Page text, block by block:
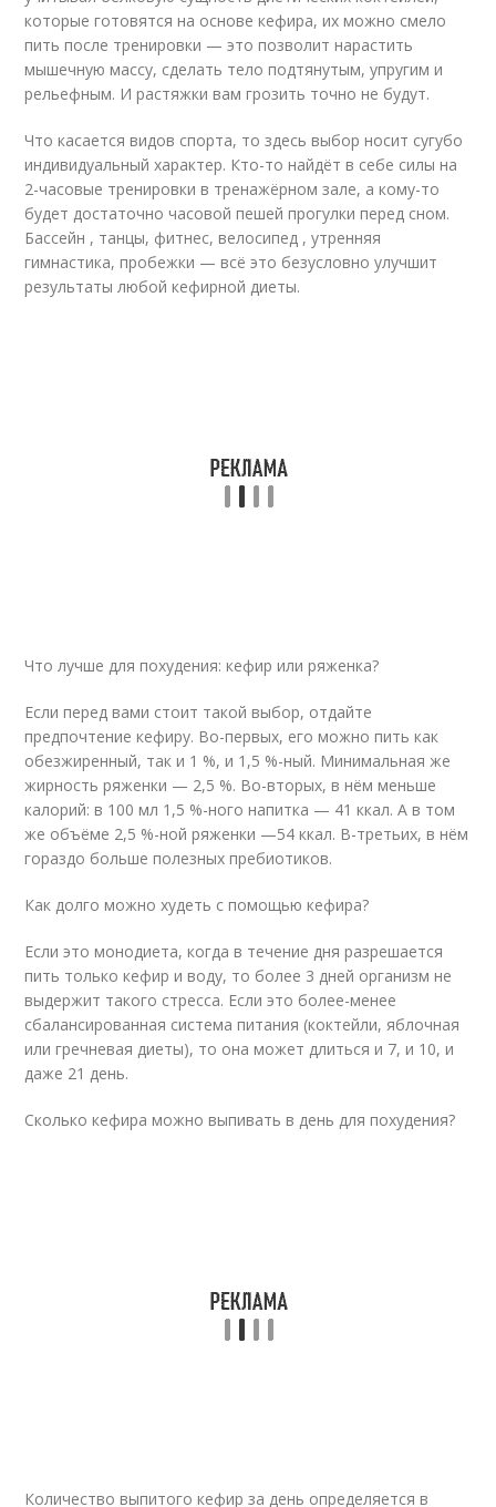
которые готовятся на основе кефира, их можно смело
пить после тренировки — это позволит нарастить
мышечную массу, сделать тело подтянутым, упругим и
рельефным. И растяжки вам грозить точно не будут.
Что касается видов спорта, то здесь выбор носит сугубо
индивидуальный характер. Кто-то найдёт в себе силы на
2-часовые тренировки в тренажёрном зале, а кому-то
будет достаточно часовой пешей прогулки перед сном.
Бассейн , танцы, фитнес, велосипед , утренняя
гимнастика, пробежки — всё это безусловно улучшит
результаты любой кефирной диеты.
Что лучше для похудения: кефир или ряженка?
Если перед вами стоит такой выбор, отдайте
предпочтение кефиру. Во-первых, его можно пить как
обезжиренный, так и 1 %, и 1,5 %-ный. Минимальная же
жирность ряженки — 2,5 %. Во-вторых, в нём меньше
калорий: в 100 мл 1,5 %-ного напитка — 41 ккал. А в том
же объёме 2,5 %-ной ряженки —54 ккал. В-третьих, в нём
гораздо больше полезных пребиотиков.
Как долго можно худеть с помощью кефира?
Если это монодиета, когда в течение дня разрешается
пить только кефир и воду, то более 3 дней организм не
выдержит такого стресса. Если это более-менее
сбалансированная система питания (коктейли, яблочная
или гречневая диеты), то она может длиться и 7, и 10, и
даже 21 день.
Сколько кефира можно выпивать в день для похудения?
Количество выпитого кефир за день определяется в